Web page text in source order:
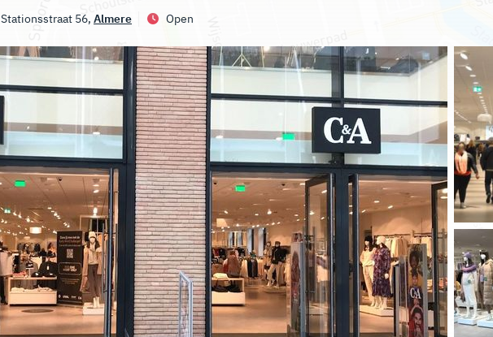
Stationsstraat 56, Almere Open